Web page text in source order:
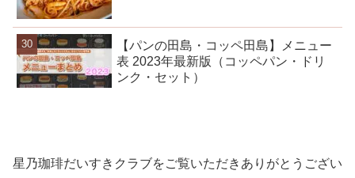
【パンの田島・コッペ田島】メニュー
表 2023年最新版（コッペパン・ドリ
ンク・セット）
星乃珈琲だいすきクラブをご覧いただきありがとうござい